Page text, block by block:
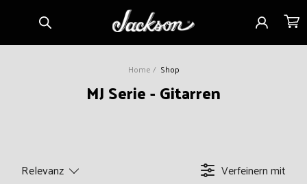
zum
Inhalt
Einloggen
Home Shop
K
MJ Serie - Gitarren
Relevanz
Verfeinern mit